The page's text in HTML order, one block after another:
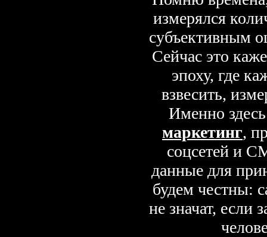
измерялся
субъективным
Сейчас это
эпоху, где
взвесить,
Именно
маркетинг,
соцсетей и
данные для
будем честны:
не значат, если